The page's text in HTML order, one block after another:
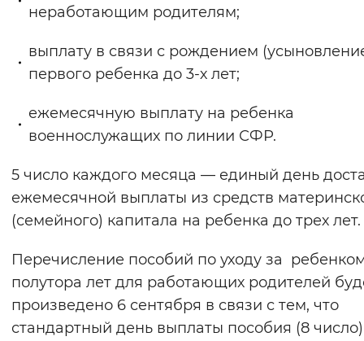
Звуковой ассистент
Воспроизвести Остановить
Вернуть стандартные настройки
неработающим родителям;
выплату в связи с рождением
первого ребенка до 3-х лет;
ежемесячную выплату на ребенка
военнослужащих по линии СФР.
5 число каждого месяца — единый день
ежемесячной выплаты из средств
(семейного) капитала на ребенка до трех лет.
Перечисление пособий по уходу за
полутора лет для работающих родителей
произведено 6 сентября в связи с тем, что
стандартный день выплаты пособия (8 число)